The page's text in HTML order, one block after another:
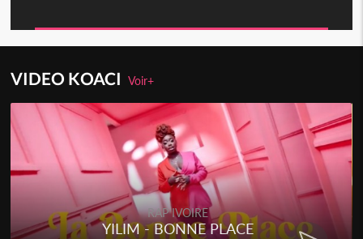
VIDEO KOACIVoir+
RAP IVOIRE
YILIM - BONNE PLACE